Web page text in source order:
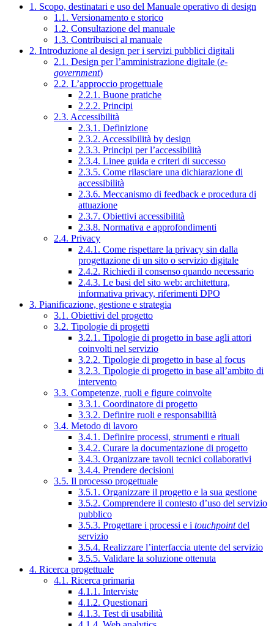
1. Scopo, destinatari e uso del Manuale operativo di design
1.1. Versionamento e storico
1.2. Consultazione del manuale
1.3. Contribuisci al manuale
2. Introduzione al design per i servizi pubblici digitali
2.1. Design per l’amministrazione digitale (e-
government)
2.2. L’approccio progettuale
2.2.1. Buone pratiche
2.2.2. Principi
2.3. Accessibilità
2.3.1. Definizione
2.3.2. Accessibilità by design
2.3.3. Principi per l’accessibilità
2.3.4. Linee guida e criteri di successo
2.3.5. Come rilasciare una dichiarazione di
accessibilità
2.3.6. Meccanismo di feedback e procedura di
attuazione
2.3.7. Obiettivi accessibilità
2.3.8. Normativa e approfondimenti
2.4. Privacy
2.4.1. Come rispettare la privacy sin dalla
progettazione di un sito o servizio digitale
2.4.2. Richiedi il consenso quando necessario
2.4.3. Le basi del sito web: architettura,
informativa privacy, riferimenti DPO
3. Pianificazione, gestione e strategia
3.1. Obiettivi del progetto
3.2. Tipologie di progetti
3.2.1. Tipologie di progetto in base agli attori
coinvolti nel servizio
3.2.2. Tipologie di progetto in base al focus
3.2.3. Tipologie di progetto in base all’ambito di
intervento
3.3. Competenze, ruoli e figure coinvolte
3.3.1. Coordinatore di progetto
3.3.2. Definire ruoli e responsabilità
3.4. Metodo di lavoro
3.4.1. Definire processi, strumenti e rituali
3.4.2. Curare la documentazione di progetto
3.4.3. Organizzare tavoli tecnici collaborativi
3.4.4. Prendere decisioni
3.5. Il processo progettuale
3.5.1. Organizzare il progetto e la sua gestione
3.5.2. Comprendere il contesto d’uso del servizio
pubblico
3.5.3. Progettare i processi e i touchpointdel
servizio
3.5.4. Realizzare l’interfaccia utente del servizio
3.5.5. Validare la soluzione ottenuta
4. Ricerca progettuale
4.1. Ricerca primaria
4.1.1. Interviste
4.1.2. Questionari
4.1.3. Test di usabilità